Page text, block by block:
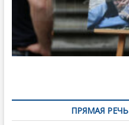
ПРЯМАЯ РЕЧЬ